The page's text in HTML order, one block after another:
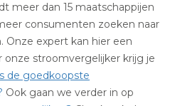
meer dan 15 maatschappijen
consumenten zoeken naar
expert kan hier een
onze stroomvergelijker krijg je
de goedkoopste
Ook gaan we verder in op